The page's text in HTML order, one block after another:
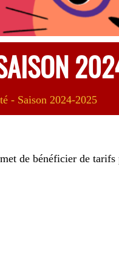
- Saison 2024-2025
de bénéficier de tarifs